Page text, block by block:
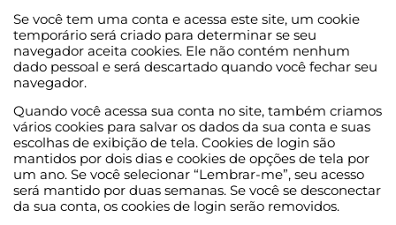
Se você tem uma conta e acessa este site, um cookie
temporário será criado para determinar se seu
navegador aceita cookies. Ele não contém nenhum
dado pessoal e será descartado quando você fechar seu
navegador.
Quando você acessa sua conta no site, também criamos
vários cookies para salvar os dados da sua conta e suas
escolhas de exibição de tela. Cookies de login são
mantidos por dois dias e cookies de opções de tela por
um ano. Se você selecionar “Lembrar-me”, seu acesso
será mantido por duas semanas. Se você se desconectar
da sua conta, os cookies de login serão removidos.